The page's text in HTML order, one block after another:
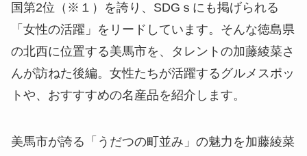
国第2位（※１）を誇り、SDGｓにも掲げられる
「女性の活躍」をリードしています。そんな徳島県
の北西に位置する美馬市を、タレントの加藤綾菜さ
んが訪ねた後編。女性たちが活躍するグルメスポッ
トや、おすすすめの名産品を紹介します。
美馬市が誇る「うだつの町並み」の魅力を加藤綾菜